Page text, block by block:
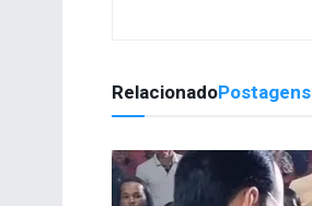
RelacionadoPostagens